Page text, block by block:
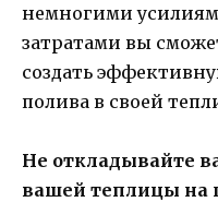
немногими
затратами вы
создать
полива в своей
Не откладывайте
вашей теплицы на